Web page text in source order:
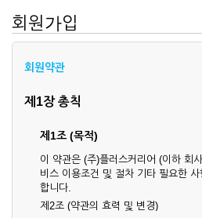
회원가입
회원약관
제1장 총칙
제1조 (목적)
이 약관은 (주)플러스커리어 (이하 회
비스 이용조건 및 절차 기타 필요한
합니다.
제2조 (약관의 효력 및 변경)